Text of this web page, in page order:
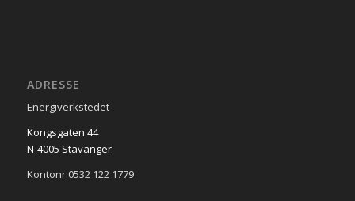
ADRESSE
Energiverkstedet
Kongsgaten 44
N-4005 Stavanger
Kontonr.0532 122 1779